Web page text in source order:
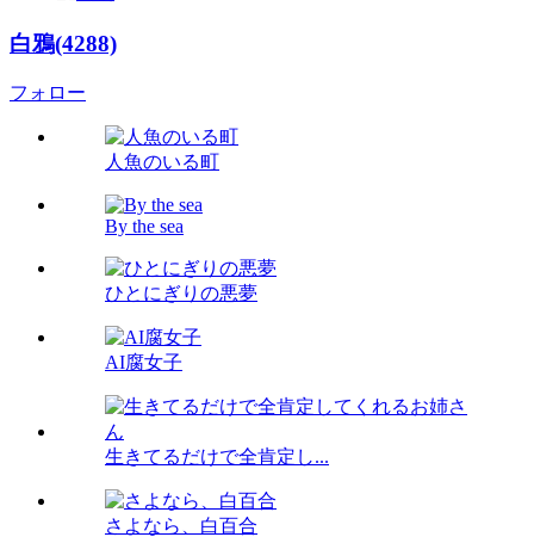
白鴉(4288)
フォロー
人魚のいる町
By the sea
ひとにぎりの悪夢
AI腐女子
生きてるだけで全肯定し...
さよなら、白百合